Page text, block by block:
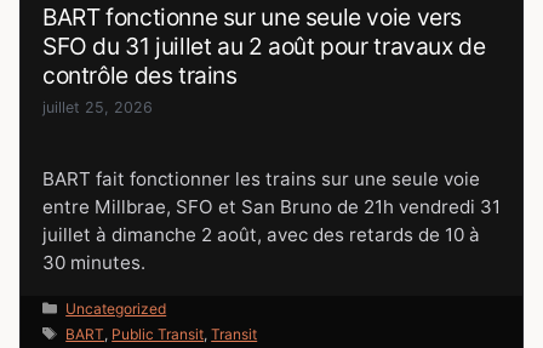
BART fonctionne sur une seule voie vers
SFO du 31 juillet au 2 août pour travaux de
contrôle des trains
juillet 25, 2026
BART fait fonctionner les trains sur une seule voie
entre Millbrae, SFO et San Bruno de 21h vendredi 31
juillet à dimanche 2 août, avec des retards de 10 à
30 minutes.
Catégories
Uncategorized
Étiquettes
BART, Public Transit,Transit